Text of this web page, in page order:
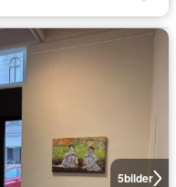
5bilder